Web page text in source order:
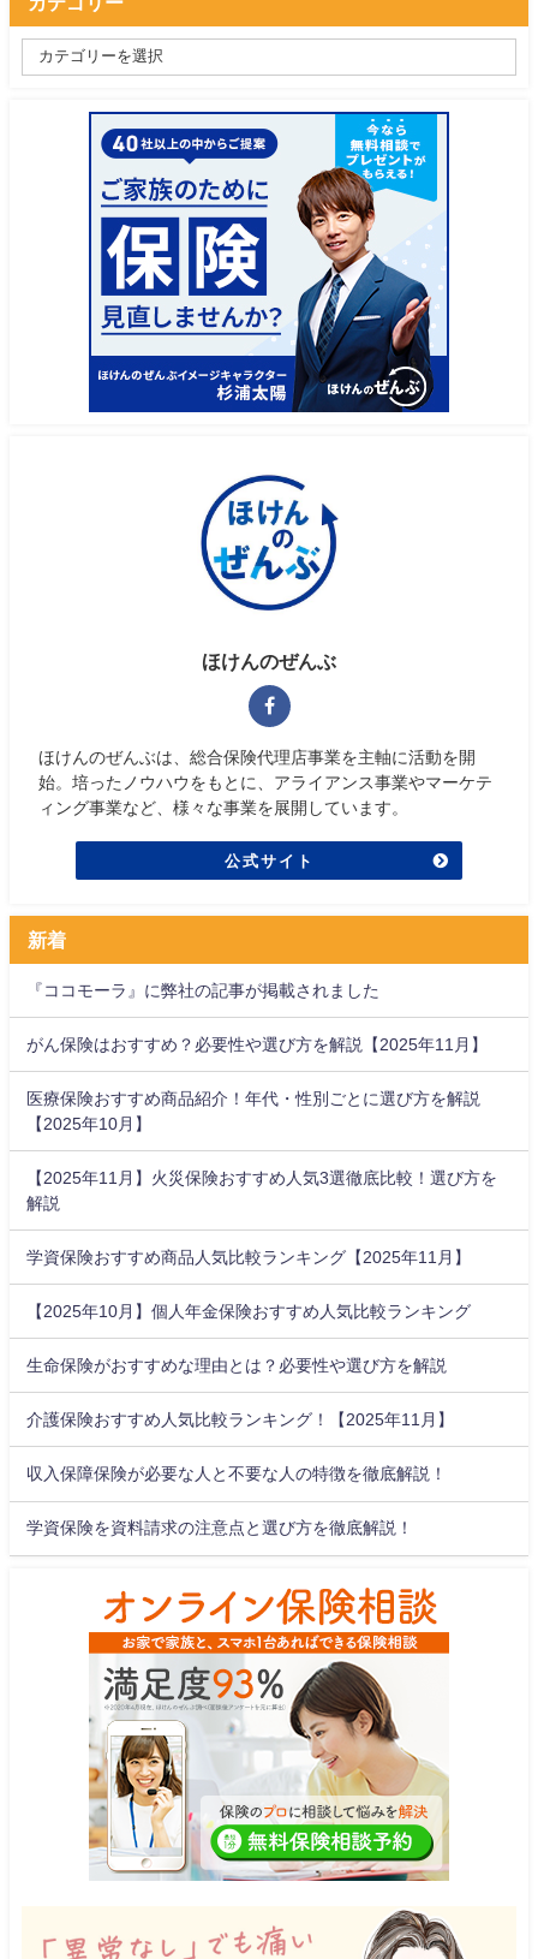
ほけんのぜんぶ
ほけんのぜんぶは、総合保険代理店事業を主軸に活動を開
始。培ったノウハウをもとに、アライアンス事業やマーケテ
ィング事業など、様々な事業を展開しています。
公式サイト
新着
『ココモーラ』に弊社の記事が掲載されました
がん保険はおすすめ？必要性や選び方を解説【2025年11月】
医療保険おすすめ商品紹介！年代・性別ごとに選び方を解説
【2025年10月】
【2025年11月】火災保険おすすめ人気3選徹底比較！選び方を
解説
学資保険おすすめ商品人気比較ランキング【2025年11月】
【2025年10月】個人年金保険おすすめ人気比較ランキング
生命保険がおすすめな理由とは？必要性や選び方を解説
介護保険おすすめ人気比較ランキング！【2025年11月】
収入保障保険が必要な人と不要な人の特徴を徹底解説！
学資保険を資料請求の注意点と選び方を徹底解説！